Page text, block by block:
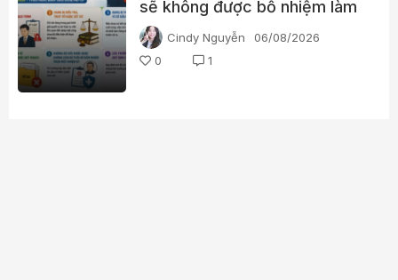
sẽ không được bổ nhiệm làm
lãnh đạo?
Cindy Nguyễn
06/08/2026
0
1